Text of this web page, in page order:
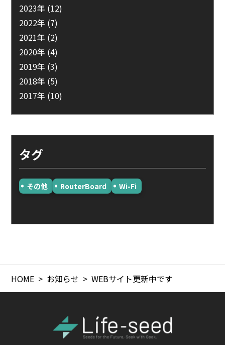
2023年 (12)
2022年 (7)
2021年 (2)
2020年 (4)
2019年 (3)
2018年 (5)
2017年 (10)
タグ
その他 RouterBoard Wi-Fi
HOME お知らせ WEBサイト更新中です